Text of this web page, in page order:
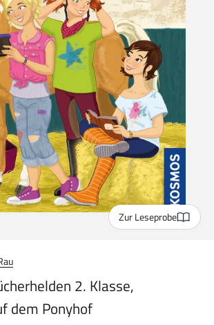
Zur Leseprobe
2. Klasse,
dem Ponyhof